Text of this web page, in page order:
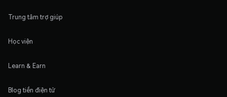
Trung tâm trợ giúp
Học viện
Learn & Earn
Blog tiền điện tử